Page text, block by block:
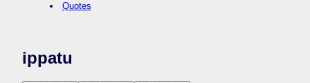
Quotes
ippatu